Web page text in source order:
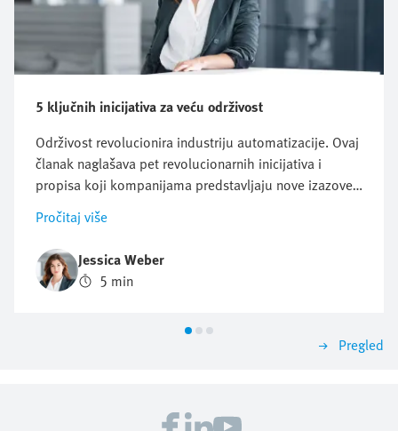
5 ključnih inicijativa za veću održivost
Održivost revolucionira industriju automatizacije. Ovaj
članak naglašava pet revolucionarnih inicijativa i
propisa koji kompanijama predstavljaju nove izazove,
ali i nude mogućnosti za inovacije i rast. Saznajte
zašto proaktivan u pogledu održivosti može biti
presudan za budući poslovni uspeh.
Pročitaj više
Jessica Weber
5 min
Pregled